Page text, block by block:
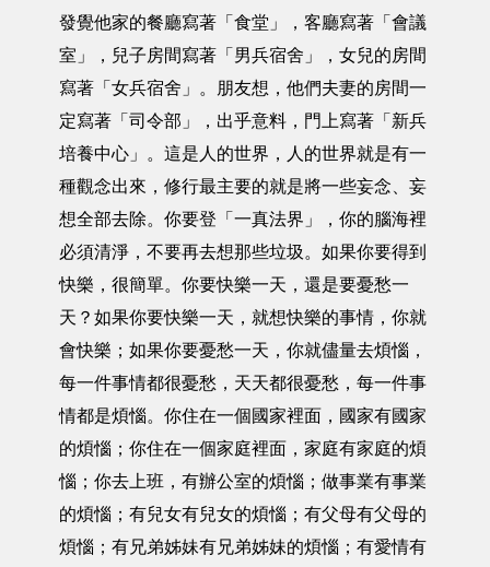
發覺他家的餐廳寫著「食堂」，客廳寫著「會議
室」，兒子房間寫著「男兵宿舍」，女兒的房間
寫著「女兵宿舍」。朋友想，他們夫妻的房間一
定寫著「司令部」，出乎意料，門上寫著「新兵
培養中心」。這是人的世界，人的世界就是有一
種觀念出來，修行最主要的就是將一些妄念、妄
想全部去除。你要登「一真法界」，你的腦海裡
必須清淨，不要再去想那些垃圾。如果你要得到
快樂，很簡單。你要快樂一天，還是要憂愁一
天？如果你要快樂一天，就想快樂的事情，你就
會快樂；如果你要憂愁一天，你就儘量去煩惱，
每一件事情都很憂愁，天天都很憂愁，每一件事
情都是煩惱。你住在一個國家裡面，國家有國家
的煩惱；你住在一個家庭裡面，家庭有家庭的煩
惱；你去上班，有辦公室的煩惱；做事業有事業
的煩惱；有兒女有兒女的煩惱；有父母有父母的
煩惱；有兄弟姊妹有兄弟姊妹的煩惱；有愛情有